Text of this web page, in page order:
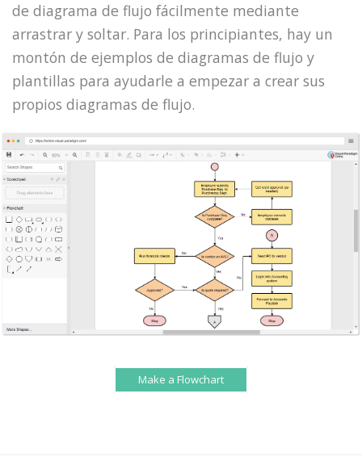
de diagrama de flujo fácilmente mediante
arrastrar y soltar. Para los principiantes, hay un
montón de ejemplos de diagramas de flujo y
plantillas para ayudarle a empezar a crear sus
propios diagramas de flujo.
Make a Flowchart